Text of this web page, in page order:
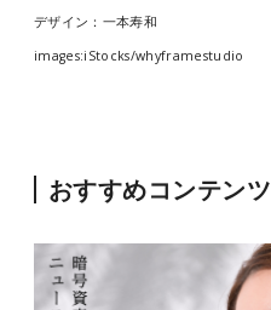
デザイン：一本寿和
images:iStocks/whyframestudio
おすすめコンテンツ